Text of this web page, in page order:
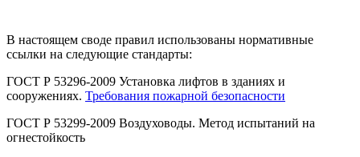
В настоящем своде правил использованы нормативные
ссылки на следующие стандарты:
ГОСТ Р 53296-2009 Установка лифтов в зданиях и
сооружениях. Требования пожарной безопасности
ГОСТ Р 53299-2009 Воздуховоды. Метод испытаний на
огнестойкость